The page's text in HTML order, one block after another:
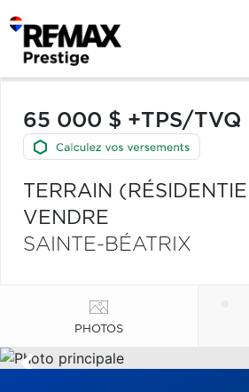
65 000 $ +TPS/TVQ
TERRAIN
VENDRE
SAINTE-BÉATRIX
PHOTOS